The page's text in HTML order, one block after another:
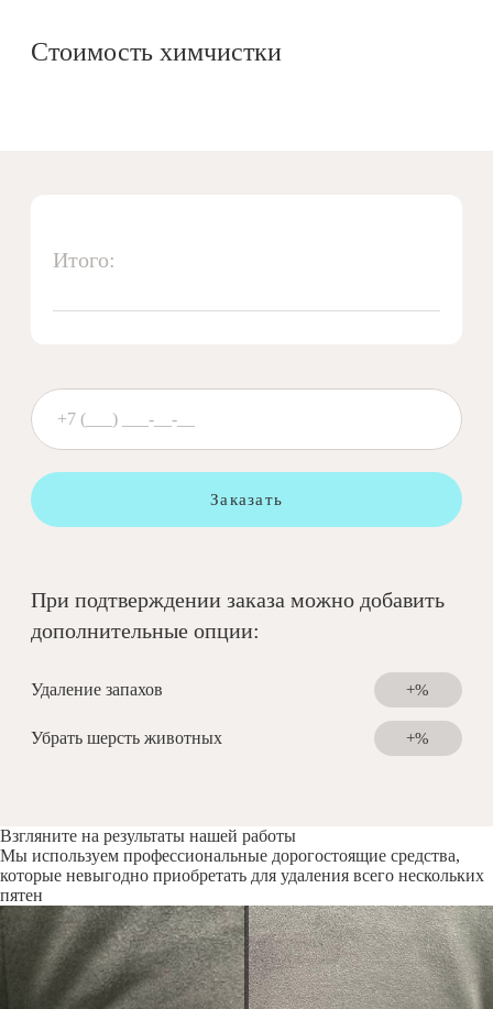
Стоимость химчистки
Итого:
Заказать
При подтверждении заказа можно добавить
дополнительные опции:
Удаление запахов +%
Убрать шерсть животных +%
Взгляните на результаты нашей работы
Мы используем профессиональные дорогостоящие средства,
которые невыгодно приобретать для удаления всего нескольких
пятен